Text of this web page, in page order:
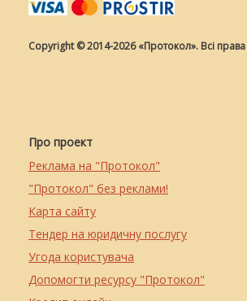
Copyright © 2014-2026 «Протокол». Всі
Про проект
Реклама на "Протокол"
"Протокол" без реклами!
Карта сайту
Тендер на юридичну послугу
Угода користувача
Допомогти ресурсу "Протокол"